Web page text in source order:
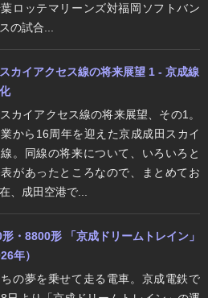
ロッテマリーンズ対福岡ソフトバン
の試合...
カイアクセス線の将来展望 1 - 京成線
カイアクセス線の将来展望、その1。
から16周年を迎えた京成成田スカイ
。同線の将来について、いろいろと
があったところなので、まとめてお
、成田空港で...
・8800形 「京成ドリームトレイン」
年）
の夢を乗せて走る電車。京成電鉄で